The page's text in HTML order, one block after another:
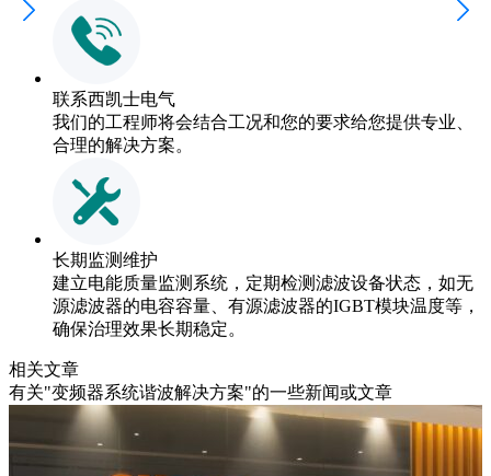
联系西凯士电气
我们的工程师将会结合工况和您的要求给您提供专业、
合理的解决方案。
长期监测维护
建立电能质量监测系统，定期检测滤波设备状态，如无
源滤波器的电容容量、有源滤波器的IGBT模块温度等，
确保治理效果长期稳定。
相关文章
有关"变频器系统谐波解决方案"的一些新闻或文章